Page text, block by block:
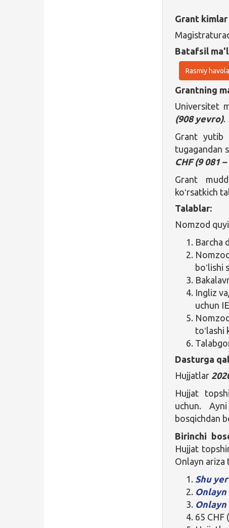
Grant kimlar
Batafsil
Rasmiy havola
Grantning
Universitet
(908 yevro).
Grant yutib
tugagandan
CHF (9 081
Grant
koʻrsatkich
Talablar:
Nomzod
Barcha
boʻlishi
Ingliz
uchun
toʻlashi
Dasturga
Hujjatlar
Hujjat
uchun.
bosqichdan
Birinchi
Hujjat
Onlayn ariza
Shu
Onlayn
65 CHF